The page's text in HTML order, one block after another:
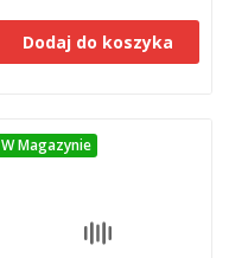
Dodaj do koszyka
W Magazynie